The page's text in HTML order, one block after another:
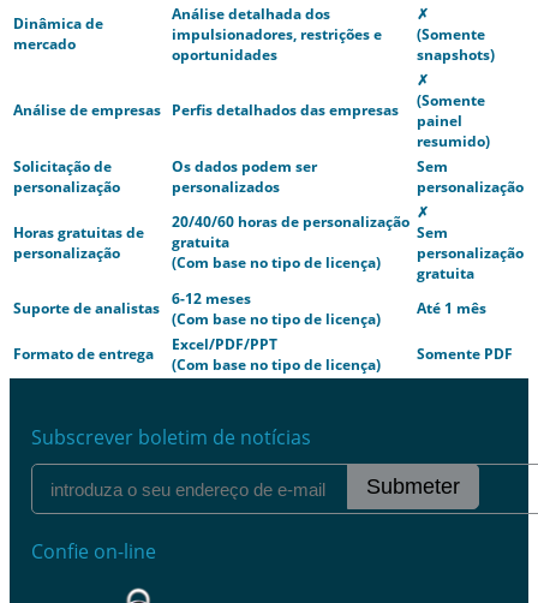
Dinâmica de
mercado
Análise detalhada dos
impulsionadores, restrições e
oportunidades
✗
(Somente
snapshots)
Análise de empresas Perfis detalhados das empresas
✗
(Somente
painel
resumido)
Solicitação de
personalização
Os dados podem ser
personalizados
Sem
personalização
Horas gratuitas de
personalização
20/40/60 horas de personalização
gratuita
(Com base no tipo de licença)
✗
Sem
personalização
gratuita
Suporte de analistas 6-12 meses
(Com base no tipo de licença)
Até 1 mês
Formato de entrega
Excel/PDF/PPT
(Com base no tipo de licença)
Somente PDF
Subscrever boletim de notícias
Submeter
Confie on-line